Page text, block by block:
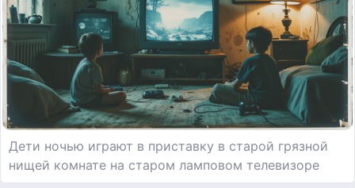
Дети ночью играют в приставку в старой грязной
нищей комнате на старом ламповом телевизоре